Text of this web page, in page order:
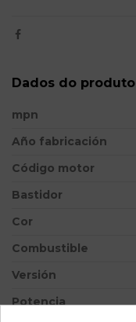
Dados do produto
mpn
Año fabricación
Código motor
Bastidor
Cor
Combustible
Versión
Potencia